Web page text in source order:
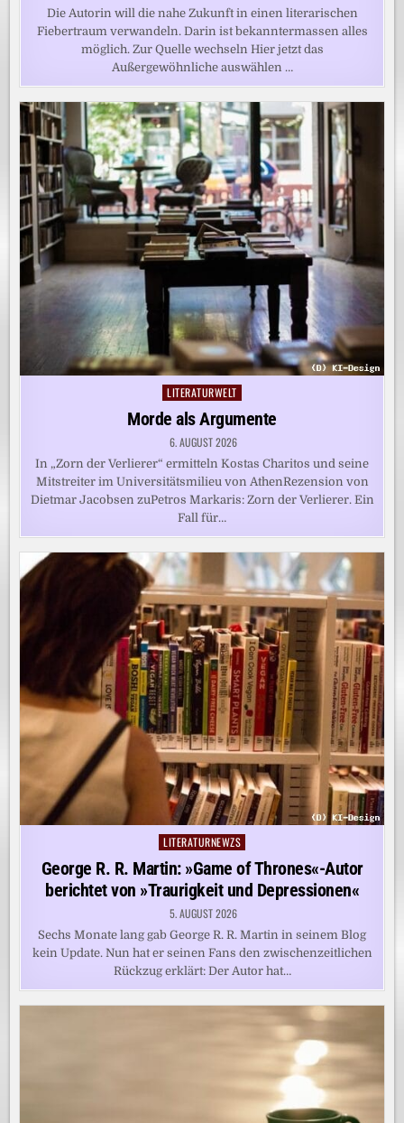
Die Autorin will die nahe Zukunft in einen literarischen
Fiebertraum verwandeln. Darin ist bekanntermassen alles
möglich. Zur Quelle wechseln Hier jetzt das
Außergewöhnliche auswählen …
Posted
in
LITERATURWELT
Morde als Argumente
6. AUGUST 2026
In „Zorn der Verlierer“ ermitteln Kostas Charitos und seine
Mitstreiter im Universitätsmilieu von AthenRezension von
Dietmar Jacobsen zuPetros Markaris: Zorn der Verlierer. Ein
Fall für…
Posted
in
LITERATURNEWZS
George R. R. Martin: »Game of Thrones«-Autor
berichtet von »Traurigkeit und Depressionen«
5. AUGUST 2026
Sechs Monate lang gab George R. R. Martin in seinem Blog
kein Update. Nun hat er seinen Fans den zwischenzeitlichen
Rückzug erklärt: Der Autor hat…